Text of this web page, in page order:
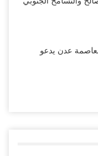
عدن يدعو